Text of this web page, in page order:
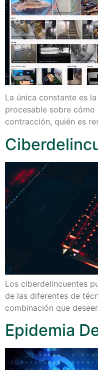
La única constante es
procesable sobre
contracción, quién es
Los ciberdelincuentes
de las diferentes de
combinación que
Epidemia